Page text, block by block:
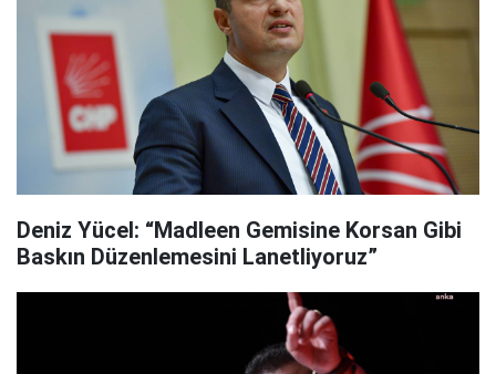
Deniz Yücel: “Madleen Gemisine Korsan Gibi
Baskın Düzenlemesini Lanetliyoruz”